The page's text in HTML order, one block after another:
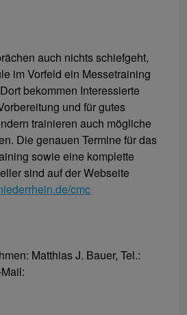
auch nichts schiefgeht,
im Vorfeld ein Messetraining
bekommen Interessierte
und für gutes
trainieren auch mögliche
Die genauen Termine für das
sowie eine komplette
sind auf der Webseite
cmc
Matthias J. Bauer, Tel.: